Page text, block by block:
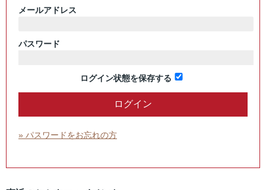
メールアドレス
パスワード
ログイン状態を保存する
» パスワードをお忘れの方